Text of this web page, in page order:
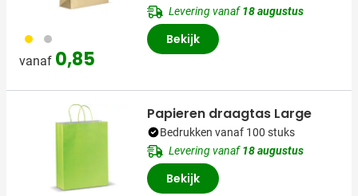
031 032
vanaf 0,85
Levering vanaf18 augustus
Bekijk
Papieren draagtas Large
Bedrukken vanaf 100 stuks
Levering vanaf18 augustus
Bekijk